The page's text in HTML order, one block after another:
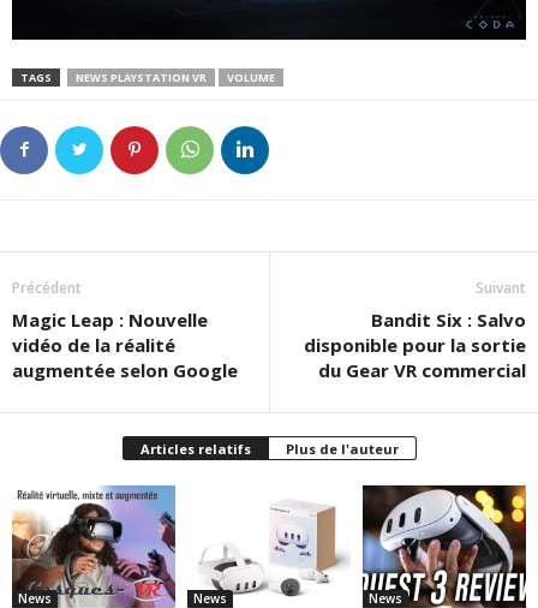
TAGS NEWS PLAYSTATION VR VOLUME
Précédent
Magic Leap : Nouvelle
vidéo de la réalité
augmentée selon Google
Suivant
Bandit Six : Salvo
disponible pour la sortie
du Gear VR commercial
Articles relatifs Plus de l'auteur
News News News